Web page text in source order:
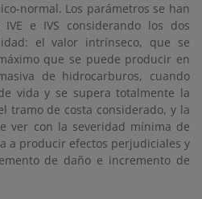
normal. Los parámetros se han
e IVS considerando los dos
el valor intrínseco, que se
que se puede producir en
de hidrocarburos, cuando
vida y se supera totalmente la
tramo de costa considerado, y la
ver con la severidad mínima de
a producir efectos perjudiciales y
de daño e incremento de